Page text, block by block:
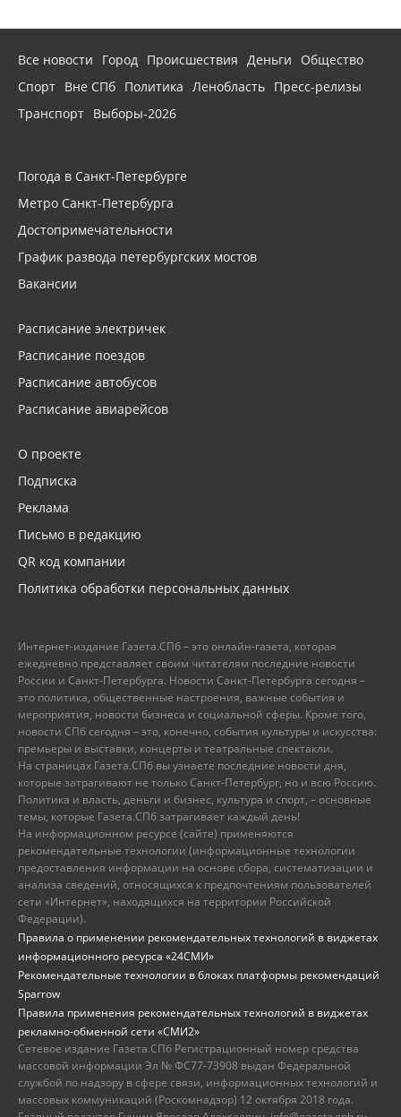
Все новости Город Происшествия Деньги
Общество
Спорт Вне СПб Политика Ленобласть Пресс-релизы
Транспорт Выборы-2026
Погода в Санкт-Петербурге
Метро Санкт-Петербурга
Достопримечательности
График развода петербургских мостов
Вакансии
Расписание электричек
Расписание поездов
Расписание автобусов
Расписание авиарейсов
О проекте
Подписка
Реклама
Письмо в редакцию
QR код компании
Политика обработки персональных данных
Интернет-издание Газета.СПб – это онлайн-газета, которая
ежедневно представляет своим читателям последние новости
России и Санкт-Петербурга. Новости Санкт-Петербурга сегодня –
это политика, общественные настроения, важные события и
мероприятия, новости бизнеса и социальной сферы. Кроме того,
новости СПб сегодня – это, конечно, события культуры и искусства:
премьеры и выставки, концерты и театральные спектакли.
На страницах Газета.СПб вы узнаете последние новости дня,
которые затрагивают не только Санкт-Петербург, но и всю Россию.
Политика и власть, деньги и бизнес, культура и спорт, – основные
темы, которые Газета.СПб затрагивает каждый день!
На информационном ресурсе (сайте) применяются
рекомендательные технологии (информационные технологии
предоставления информации на основе сбора, систематизации и
анализа сведений, относящихся к предпочтениям пользователей
сети «Интернет», находящихся на территории Российской
Федерации).
Правила о применении рекомендательных технологий в виджетах
информационного ресурса «24СМИ»
Рекомендательные технологии в блоках платформы рекомендаций
Sparrow
Правила применения рекомендательных технологий в виджетах
рекламно-обменной сети «СМИ2»
Сетевое издание Газета.СПб Регистрационный номер средства
массовой информации Эл № ФС77-73908 выдан Федеральной
службой по надзору в сфере связи, информационных технологий и
массовых коммуникаций (Роскомнадзор) 12 октября 2018 года.